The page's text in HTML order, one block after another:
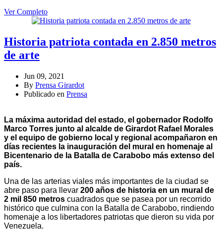
Ver Completo
Historia patriota contada en 2.850 metros
de arte
Jun 09, 2021
By Prensa Girardot
Publicado en Prensa
La máxima autoridad del estado, el gobernador Rodolfo
Marco Torres junto al alcalde de Girardot Rafael Morales
y el equipo de gobierno local y regional acompañaron en
días recientes la inauguración del mural en homenaje al
Bicentenario de la Batalla de Carabobo más extenso del
país.
Una de las arterias viales más importantes de la ciudad se
abre paso para llevar 200 años de historia en un mural de
2 mil 850 metros cuadrados que se pasea por un recorrido
histórico que culmina con la Batalla de Carabobo, rindiendo
homenaje a los libertadores patriotas que dieron su vida por
Venezuela.